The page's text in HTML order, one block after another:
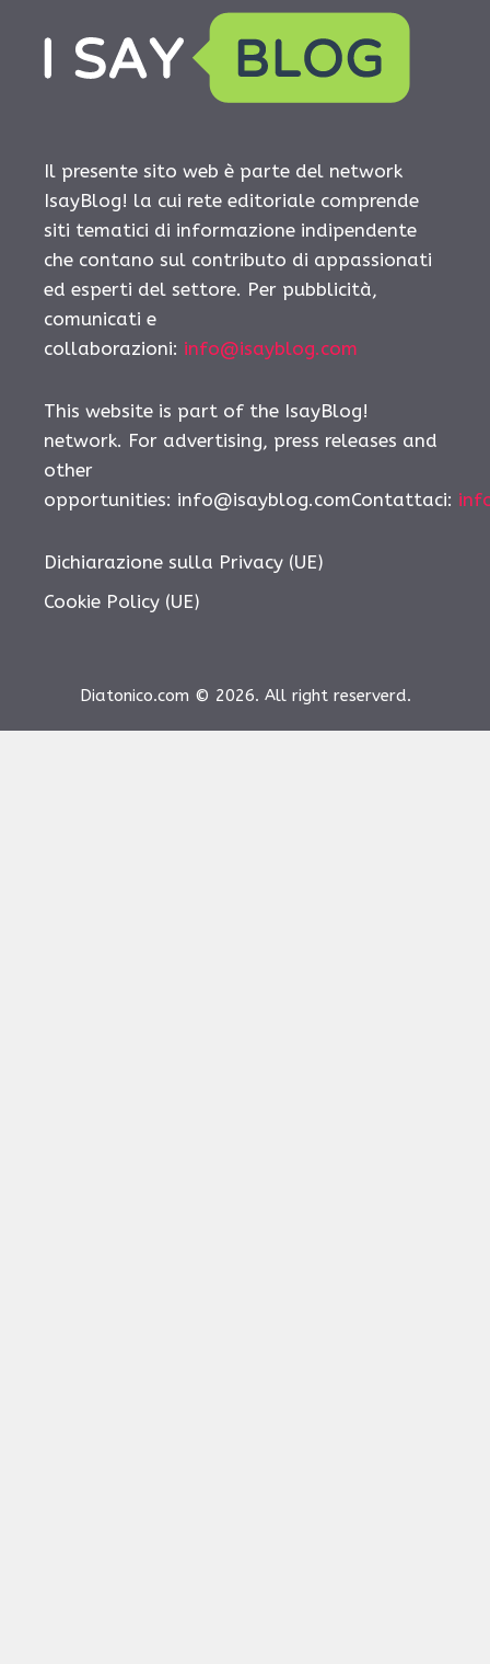
Il presente sito web è parte del network
IsayBlog! la cui rete editoriale comprende
siti tematici di informazione indipendente
che contano sul contributo di appassionati
ed esperti del settore. Per pubblicità,
comunicati e
collaborazioni: info@isayblog.com
This website is part of the IsayBlog!
network. For advertising, press releases and
other
opportunities: info@isayblog.comContattaci:
Dichiarazione sulla Privacy (UE)
Cookie Policy (UE)
Diatonico.com © 2026. All right reserverd.